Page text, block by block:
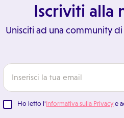
Iscriviti alla
Unisciti ad una community
Ho letto l'Informativa sulla Privacy e